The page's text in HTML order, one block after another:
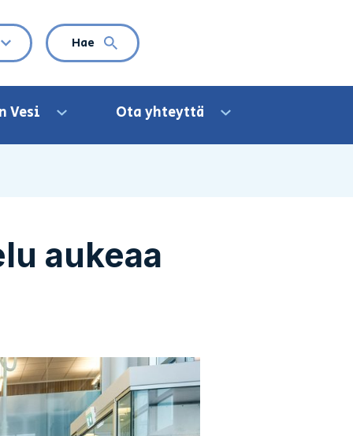
VALITTU KIELI: SUOMI
Avaa kielivalikko
Hae
Vesi Avaa valikkoOta yhteyttä Avaa valikko
aukeaa